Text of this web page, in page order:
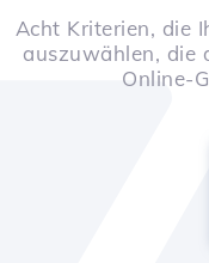
Acht Kriterien, die
auszuwählen, die
Online-